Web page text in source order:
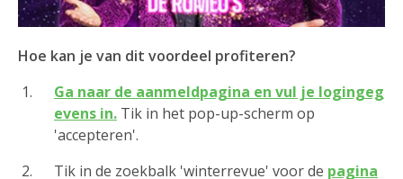
Hoe kan je van dit voordeel profiteren?
Ga naar de aanmeldpagina en vul je logingeg
evens in. Tik in het pop-up-scherm op
'accepteren'.
Tik in de zoekbalk 'winterrevue' voor de pagina